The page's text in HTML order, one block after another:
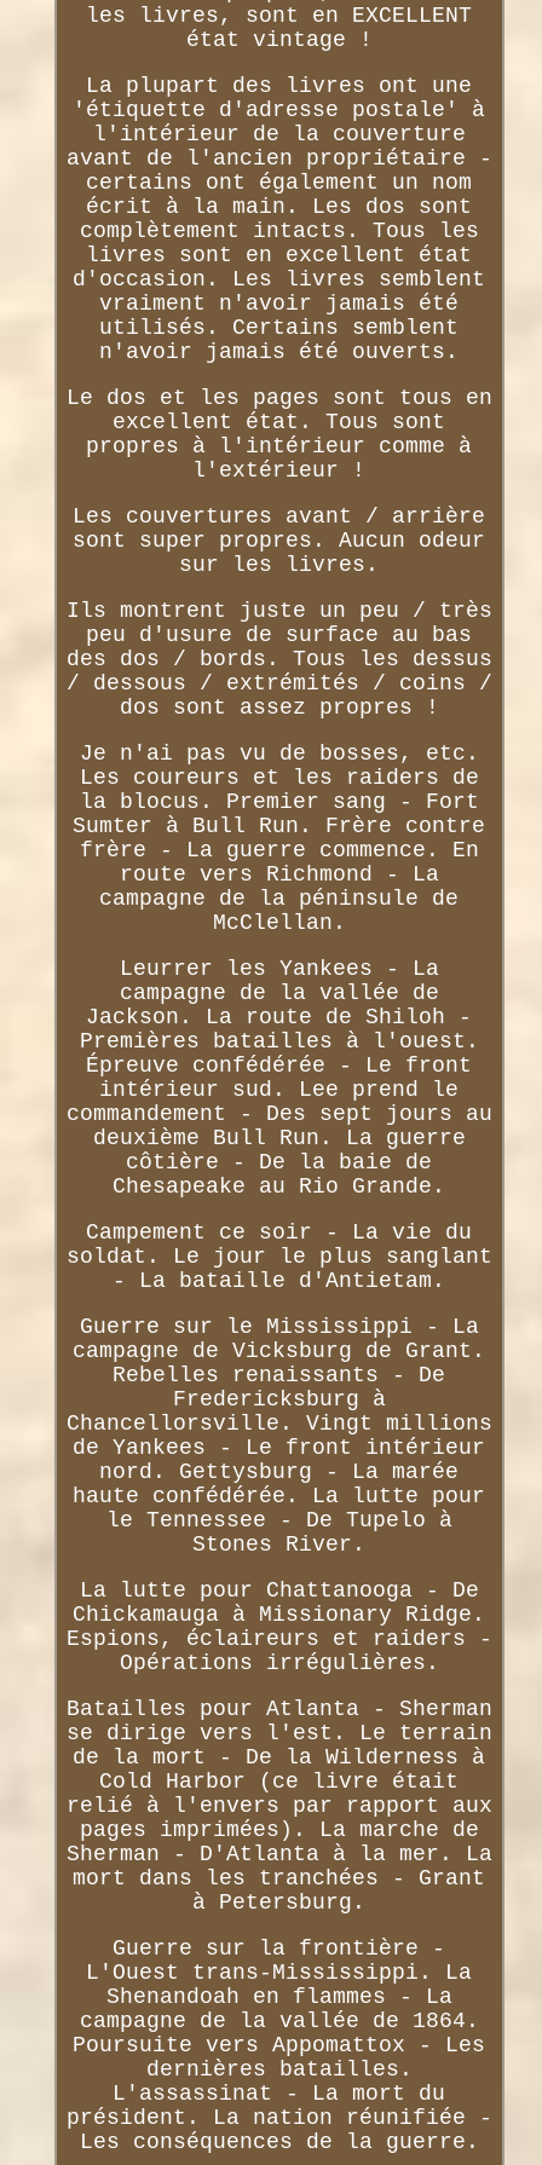
les livres, sont en EXCELLENT
état vintage !
La plupart des livres ont une
'étiquette d'adresse postale' à
l'intérieur de la couverture
avant de l'ancien propriétaire -
certains ont également un nom
écrit à la main. Les dos sont
complètement intacts. Tous les
livres sont en excellent état
d'occasion. Les livres semblent
vraiment n'avoir jamais été
utilisés. Certains semblent
n'avoir jamais été ouverts.
Le dos et les pages sont tous en
excellent état. Tous sont
propres à l'intérieur comme à
l'extérieur !
Les couvertures avant / arrière
sont super propres. Aucun odeur
sur les livres.
Ils montrent juste un peu / très
peu d'usure de surface au bas
des dos / bords. Tous les dessus
/ dessous / extrémités / coins /
dos sont assez propres !
Je n'ai pas vu de bosses, etc.
Les coureurs et les raiders de
la blocus. Premier sang - Fort
Sumter à Bull Run. Frère contre
frère - La guerre commence. En
route vers Richmond - La
campagne de la péninsule de
McClellan.
Leurrer les Yankees - La
campagne de la vallée de
Jackson. La route de Shiloh -
Premières batailles à l'ouest.
Épreuve confédérée - Le front
intérieur sud. Lee prend le
commandement - Des sept jours au
deuxième Bull Run. La guerre
côtière - De la baie de
Chesapeake au Rio Grande.
Campement ce soir - La vie du
soldat. Le jour le plus sanglant
- La bataille d'Antietam.
Guerre sur le Mississippi - La
campagne de Vicksburg de Grant.
Rebelles renaissants - De
Fredericksburg à
Chancellorsville. Vingt millions
de Yankees - Le front intérieur
nord. Gettysburg - La marée
haute confédérée. La lutte pour
le Tennessee - De Tupelo à
Stones River.
La lutte pour Chattanooga - De
Chickamauga à Missionary Ridge.
Espions, éclaireurs et raiders -
Opérations irrégulières.
Batailles pour Atlanta - Sherman
se dirige vers l'est. Le terrain
de la mort - De la Wilderness à
Cold Harbor (ce livre était
relié à l'envers par rapport aux
pages imprimées). La marche de
Sherman - D'Atlanta à la mer. La
mort dans les tranchées - Grant
à Petersburg.
Guerre sur la frontière -
L'Ouest trans-Mississippi. La
Shenandoah en flammes - La
campagne de la vallée de 1864.
Poursuite vers Appomattox - Les
dernières batailles.
L'assassinat - La mort du
président. La nation réunifiée -
Les conséquences de la guerre.